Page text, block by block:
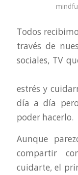
Todos
través de
sociales, TV
estrés y
día a día
poder hacerlo.
Aunque
compartir
cuidarte, el